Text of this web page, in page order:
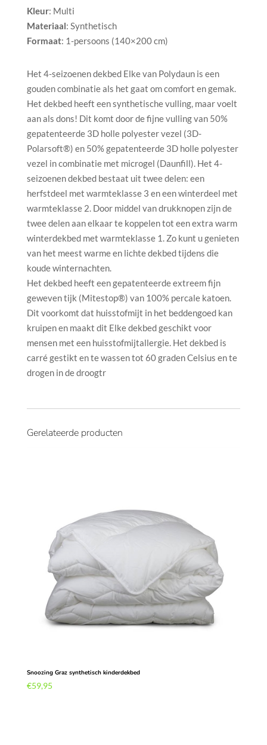
Kleur: Multi
Materiaal: Synthetisch
Formaat: 1-persoons (140×200 cm)
Het 4-seizoenen dekbed Elke van Polydaun is een
gouden combinatie als het gaat om comfort en gemak.
Het dekbed heeft een synthetische vulling, maar voelt
aan als dons! Dit komt door de fijne vulling van 50%
gepatenteerde 3D holle polyester vezel (3D-
Polarsoft®) en 50% gepatenteerde 3D holle polyester
vezel in combinatie met microgel (Daunfill). Het 4-
seizoenen dekbed bestaat uit twee delen: een
herfstdeel met warmteklasse 3 en een winterdeel met
warmteklasse 2. Door middel van drukknopen zijn de
twee delen aan elkaar te koppelen tot een extra warm
winterdekbed met warmteklasse 1. Zo kunt u genieten
van het meest warme en lichte dekbed tijdens die
koude winternachten.
Het dekbed heeft een gepatenteerde extreem fijn
geweven tijk (Mitestop®) van 100% percale katoen.
Dit voorkomt dat huisstofmijt in het beddengoed kan
kruipen en maakt dit Elke dekbed geschikt voor
mensen met een huisstofmijtallergie. Het dekbed is
carré gestikt en te wassen tot 60 graden Celsius en te
drogen in de droogtr
Gerelateerde producten
Snoozing Graz synthetisch kinderdekbed
€59,95